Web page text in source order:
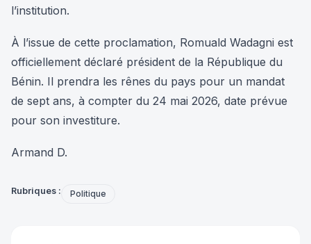
l’institution.
À l’issue de cette proclamation, Romuald Wadagni est
officiellement déclaré président de la République du
Bénin. Il prendra les rênes du pays pour un mandat
de sept ans, à compter du 24 mai 2026, date prévue
pour son investiture.
Armand D.
Rubriques : Politique